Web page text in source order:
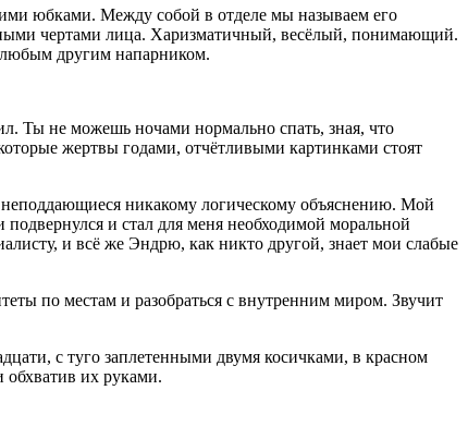
юбками. Между собой в отделе мы называем его
чертами лица. Харизматичный, весёлый, понимающий.
любым другим напарником.
Ты не можешь ночами нормально спать, зная, что
жертвы годами, отчётливыми картинками стоят
никакому логическому объяснению. Мой
и стал для меня необходимой моральной
и всё же Эндрю, как никто другой, знает мои слабые
по местам и разобраться с внутренним миром. Звучит
и, с туго заплетенными двумя косичками, в красном
обхватив их руками.